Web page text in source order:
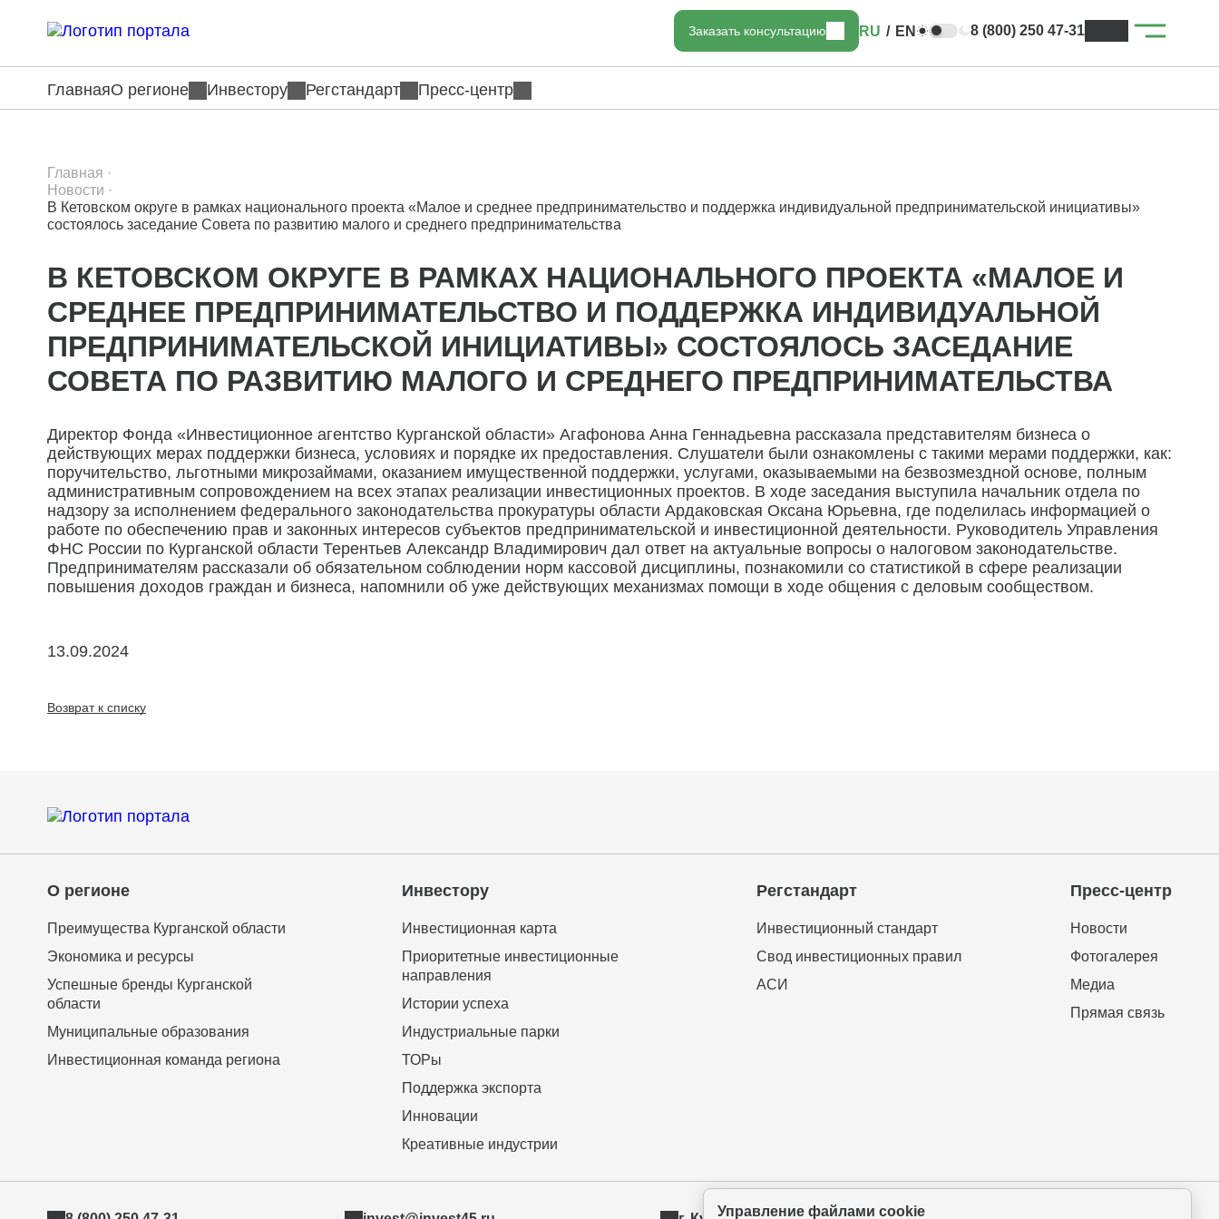
Заказать консультацию RU / EN 8 (800) 250 47-31
ГлавнаяО регионе Инвестору Регстандарт Пресс-центр
Главная ·
Новости ·
В Кетовском округе в рамках национального проекта «Малое и среднее предпринимательство и поддержка индивидуальной предпринимательской инициативы»
состоялось заседание Совета по развитию малого и среднего предпринимательства
В КЕТОВСКОМ ОКРУГЕ В РАМКАХ НАЦИОНАЛЬНОГО ПРОЕКТА «МАЛОЕ И
СРЕДНЕЕ ПРЕДПРИНИМАТЕЛЬСТВО И ПОДДЕРЖКА ИНДИВИДУАЛЬНОЙ
ПРЕДПРИНИМАТЕЛЬСКОЙ ИНИЦИАТИВЫ» СОСТОЯЛОСЬ ЗАСЕДАНИЕ
СОВЕТА ПО РАЗВИТИЮ МАЛОГО И СРЕДНЕГО ПРЕДПРИНИМАТЕЛЬСТВА
Директор Фонда «Инвестиционное агентство Курганской области» Агафонова Анна Геннадьевна рассказала представителям бизнеса о
действующих мерах поддержки бизнеса, условиях и порядке их предоставления. Слушатели были ознакомлены с такими мерами поддержки, как:
поручительство, льготными микрозаймами, оказанием имущественной поддержки, услугами, оказываемыми на безвозмездной основе, полным
административным сопровождением на всех этапах реализации инвестиционных проектов. В ходе заседания выступила начальник отдела по
надзору за исполнением федерального законодательства прокуратуры области Ардаковская Оксана Юрьевна, где поделилась информацией о
работе по обеспечению прав и законных интересов субъектов предпринимательской и инвестиционной деятельности. Руководитель Управления
ФНС России по Курганской области Терентьев Александр Владимирович дал ответ на актуальные вопросы о налоговом законодательстве.
Предпринимателям рассказали об обязательном соблюдении норм кассовой дисциплины, познакомили со статистикой в сфере реализации
повышения доходов граждан и бизнеса, напомнили об уже действующих механизмах помощи в ходе общения с деловым сообществом.
13.09.2024
Возврат к списку
О регионе
Преимущества Курганской области
Экономика и ресурсы
Успешные бренды Курганской
области
Муниципальные образования
Инвестиционная команда региона
Инвестору
Инвестиционная карта
Приоритетные инвестиционные
направления
Истории успеха
Индустриальные парки
ТОРы
Поддержка экспорта
Инновации
Креативные индустрии
Регстандарт
Инвестиционный стандарт
Свод инвестиционных правил
АСИ
Пресс-центр
Новости
Фотогалерея
Медиа
Прямая связь
Управление файлами cookie